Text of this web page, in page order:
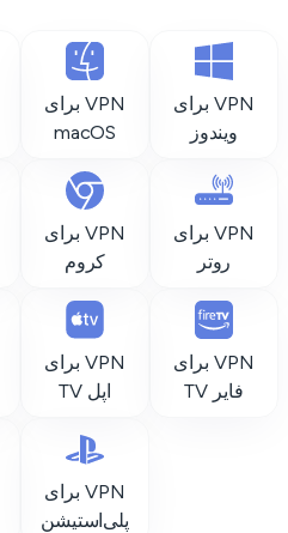
VPN برای
ویندوز
VPN برای
macOS
VPN برای
روتر
VPN برای
کروم
VPN برای
فایر TV
VPN برای
اپل TV
VPN برای
پلی‌استیشن